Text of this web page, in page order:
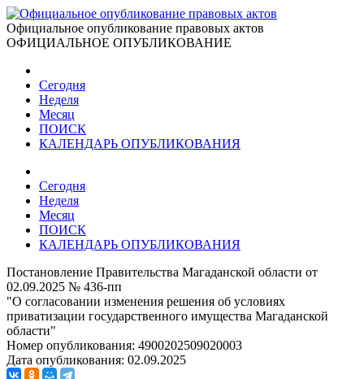
Официальное опубликование правовых актов
ОФИЦИАЛЬНОЕ ОПУБЛИКОВАНИЕ
Сегодня
Неделя
Месяц
ПОИСК
КАЛЕНДАРЬ ОПУБЛИКОВАНИЯ
Сегодня
Неделя
Месяц
ПОИСК
КАЛЕНДАРЬ ОПУБЛИКОВАНИЯ
Постановление Правительства Магаданской области от
02.09.2025 № 436-пп
"О согласовании изменения решения об условиях
приватизации государственного имущества Магаданской
области"
Номер опубликования: 4900202509020003
Дата опубликования: 02.09.2025